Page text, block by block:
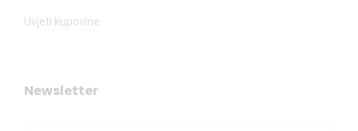
Uvjeti kupovine
Newsletter